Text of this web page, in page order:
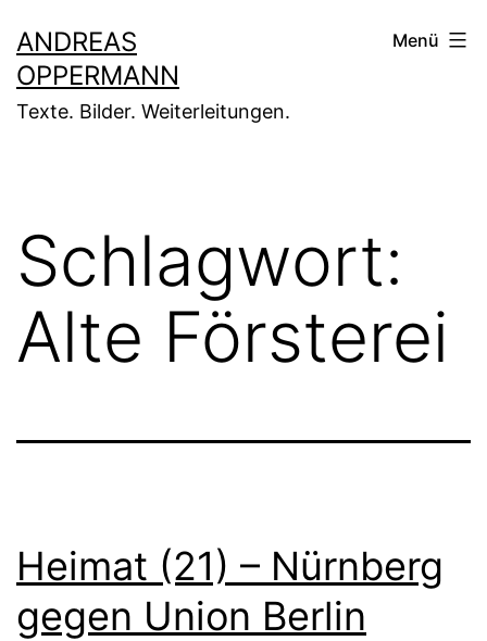
Inhalt
springen
ANDREAS
OPPERMANN
Texte. Bilder. Weiterleitungen.
Menü
Schlagwort:
Alte Försterei
Heimat (21) – Nürnberg
gegen Union Berlin